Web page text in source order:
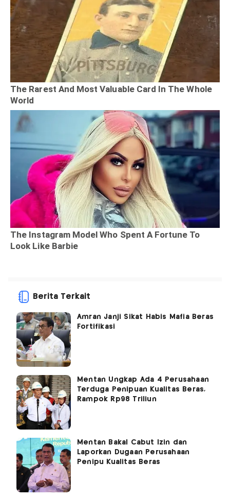
Berita Terkait
Amran Janji Sikat Habis Mafia Beras
Fortifikasi
Mentan Ungkap Ada 4 Perusahaan
Terduga Penipuan Kualitas Beras,
Rampok Rp98 Triliun
Mentan Bakal Cabut Izin dan
Laporkan Dugaan Perusahaan
Penipu Kualitas Beras